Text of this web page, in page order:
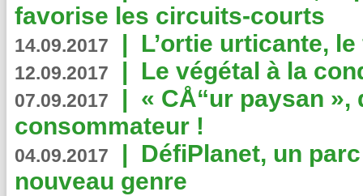
favorise les circuits-courts
14.09.2017 | L’ortie urticante,
12.09.2017 | Le végétal à la
07.09.2017 | « CÅ“ur paysan
consommateur !
04.09.2017 | DéfiPlanet, un
nouveau genre